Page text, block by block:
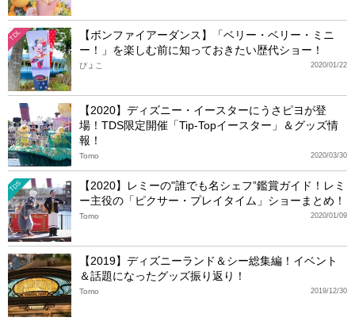
TDL
【ボンファイアーダンス】「ベリー・ベリー・ミニ
ー！」を楽しむ前に知っておきたい歴代ショー！
2020/01/22
ぴょこ
【2020】ディズニー・イースターにうさピヨが登
場！TDS限定開催「Tip-Topイースター」＆グッズ情
報！
2020/03/30
Tomo
TDS
【2020】レミーの"誰でも名シェフ”鑑賞ガイド！レミ
ー主役の「ピクサー・プレイタイム」ショーまとめ！
2020/01/09
Tomo
【2019】ディズニーランド＆シー総集編！イベント
＆話題になったグッズ振り返り！
2019/12/30
Tomo